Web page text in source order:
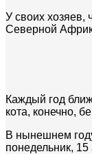
У своих хозяев,
Северной
Каждый год
кота, конечно,
В нынешнем
понедельник,